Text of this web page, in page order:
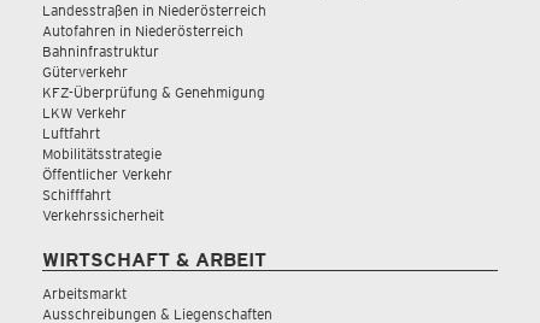
Landesstraßen in Niederösterreich
Autofahren in Niederösterreich
Bahninfrastruktur
Güterverkehr
KFZ-Überprüfung & Genehmigung
LKW Verkehr
Luftfahrt
Mobilitätsstrategie
Öffentlicher Verkehr
Schifffahrt
Verkehrssicherheit
WIRTSCHAFT & ARBEIT
Arbeitsmarkt
Ausschreibungen & Liegenschaften